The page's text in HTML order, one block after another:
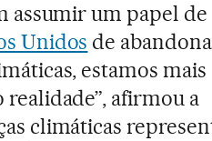
assumir um papel de
Unidos de
estamos mais
afirmou a
climáticas